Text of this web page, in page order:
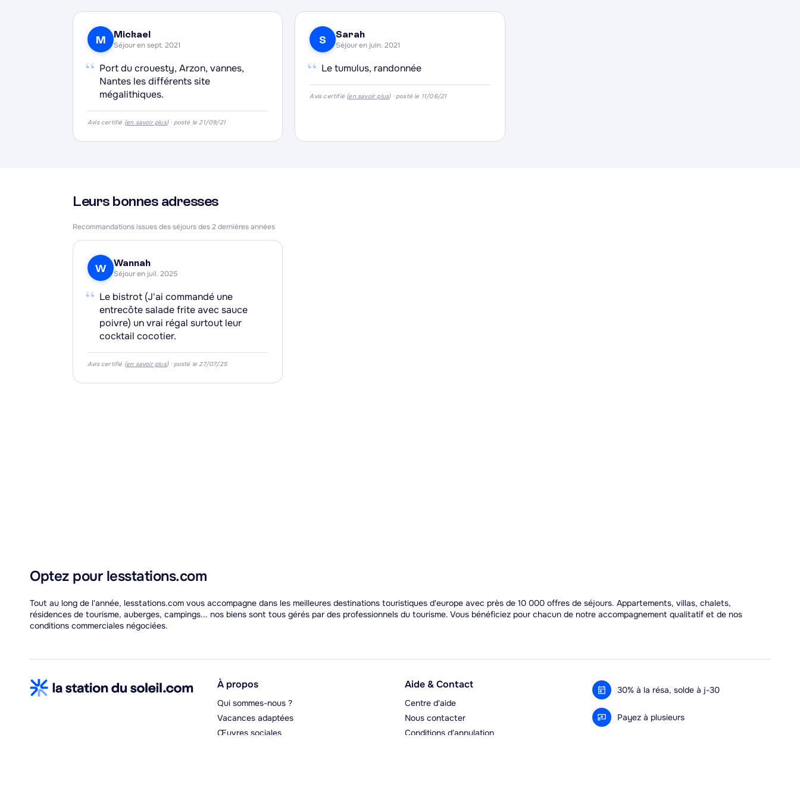
·
M Mickael
Séjour en sept. 2021
“ Port du crouesty, Arzon, vannes,
Nantes les différents site
mégalithiques.
Avis certifié (en savoir plus) · posté le 21/09/21
S Sarah
Séjour en juin. 2021
“ Le tumulus, randonnée
Avis certifié (en savoir plus) · posté le 11/06/21
Leurs bonnes adresses
Recommandations issues des séjours des 2 dernières années
W Wannah
Séjour en juil. 2025
“ Le bistrot (J'ai commandé une
entrecôte salade frite avec sauce
poivre) un vrai régal surtout leur
cocktail cocotier.
Avis certifié (en savoir plus) · posté le 27/07/25
Optez pour lesstations.com
Tout au long de l'année, lesstations.com vous accompagne dans les meilleures destinations touristiques d'europe avec près de 10 000 offres de séjours. Appartements, villas, chalets,
résidences de tourisme, auberges, campings... nos biens sont tous gérés par des professionnels du tourisme. Vous bénéficiez pour chacun de notre accompagnement qualitatif et de nos
conditions commerciales négociées.
À propos
Qui sommes-nous ?
Vacances adaptées
Œuvres sociales
Aide & Contact
Centre d'aide
Nous contacter
Conditions d'annulation
30% à la résa, solde à j-30
Payez à plusieurs